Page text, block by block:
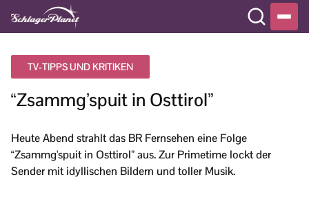
TV-TIPPS UND KRITIKEN
“Zsammg’spuit in Osttirol”
Heute Abend strahlt das BR Fernsehen eine Folge
“Zsammg'spuit in Osttirol” aus. Zur Primetime lockt der
Sender mit idyllischen Bildern und toller Musik.